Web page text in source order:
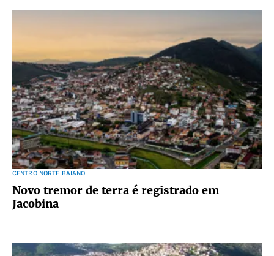
CENTRO NORTE BAIANO
Novo tremor de terra é registrado em
Jacobina